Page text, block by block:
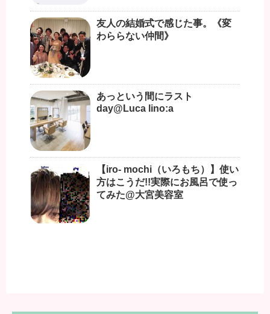
友人の結婚式で感じた事。《変
わららない仲間》
あっという間にラスト
day@Luca lino:a
【iro- mochi（いろもち）】使い
方はこうだ!!実際にお風呂で使っ
てみた@大宮美容室